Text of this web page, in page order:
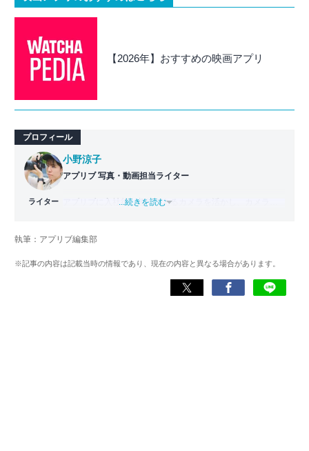
【2026年】おすすめの映画アプリ
プロフィール
ライター
小野涼子
アプリブ 写真・動画担当ライター
アプリブに入社後、趣味であるカメラを活かし、カメラや
「誰でも本格的にアプリを使いこなせるようになるコンテ
...続きを読む
執筆：アプリブ編集部
※記事の内容は記載当時の情報であり、現在の内容と異なる場合があります。